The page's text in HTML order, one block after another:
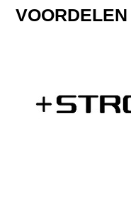
VOORDELEN